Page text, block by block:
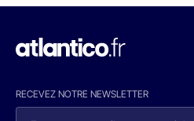
RECEVEZ NOTRE NEWSLETTER